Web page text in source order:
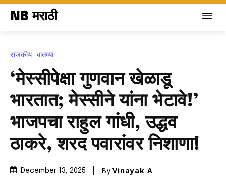
NB मराठी
राजकीय बातम्या
‘मेस्सीपेक्षा गुणवान खेळाडू
भारतात; मेस्सीने यांना भेटावे!’
भाजपचा राहुल गांधी, उद्धव
ठाकरे, शरद पवारांवर निशाणा!
December 13, 2025 By Vinayak A